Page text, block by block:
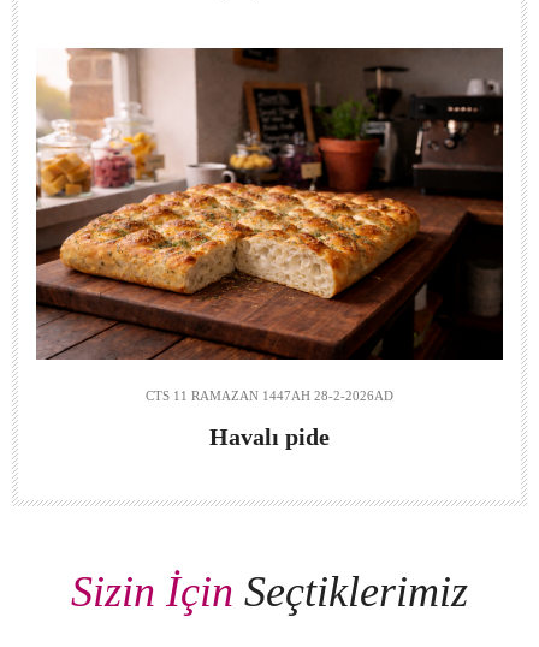
CTS 11 RAMAZAN 1447AH 28-2-2026AD
Havalı pide
Sizin İçin Seçtiklerimiz